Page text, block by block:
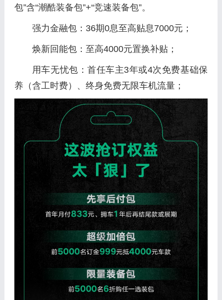
包”含“潮酷装备包”+“竞速装备包”。
强力金融包：36期0息至高贴息7000元；
焕新回能包：至高4000元置换补贴；
用车无忧包：首任车主3年或4次免费基础保
养（含工时费）、终身免费无限车机流量；